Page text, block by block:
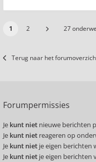
1 2 27
Terug naar het
Forumpermissies
Je kunt niet nieuwe berichten
Je kunt niet reageren op
Je kunt niet je eigen berichten
Je kunt niet je eigen berichten